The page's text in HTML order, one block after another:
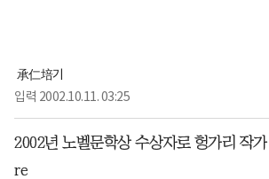
承仁培기
입력 2002.10.11. 03:25
2002년 노벨문학상 수상자로 헝가리 작
re